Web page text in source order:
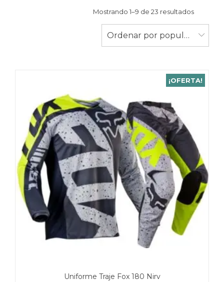
Mostrando 1–9 de 23 resultados
Ordenar por popularidad
¡OFERTA!
Uniforme Traje Fox 180 Nirv